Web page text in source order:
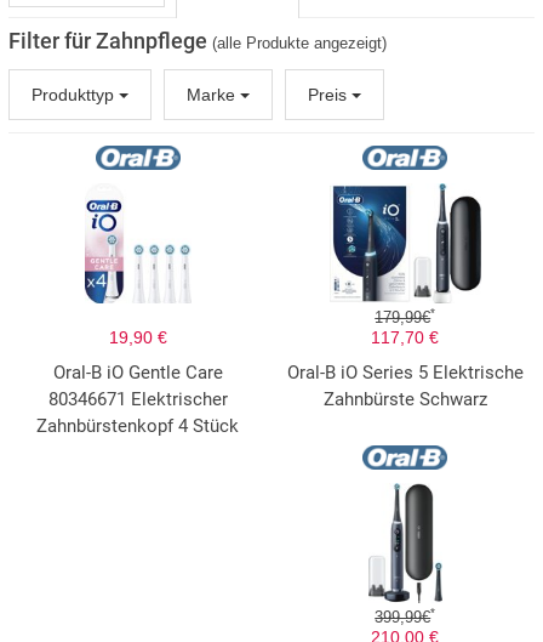
Filter für Zahnpflege (alle Produkte angezeigt)
Produkttyp Marke Preis
19,90 €
Oral-B iO Gentle Care
80346671 Elektrischer
Zahnbürstenkopf 4 Stück
179,99€*
117,70 €
Oral-B iO Series 5 Elektrische
Zahnbürste Schwarz
399,99€*
210,00 €